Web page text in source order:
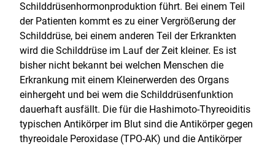
Schilddrüsenhormonproduktion führt. Bei einem Teil
der Patienten kommt es zu einer Vergrößerung der
Schilddrüse, bei einem anderen Teil der Erkrankten
wird die Schilddrüse im Lauf der Zeit kleiner. Es ist
bisher nicht bekannt bei welchen Menschen die
Erkrankung mit einem Kleinerwerden des Organs
einhergeht und bei wem die Schilddrüsenfunktion
dauerhaft ausfällt. Die für die Hashimoto-Thyreoiditis
typischen Antikörper im Blut sind die Antikörper gegen
thyreoidale Peroxidase (TPO-AK) und die Antikörper